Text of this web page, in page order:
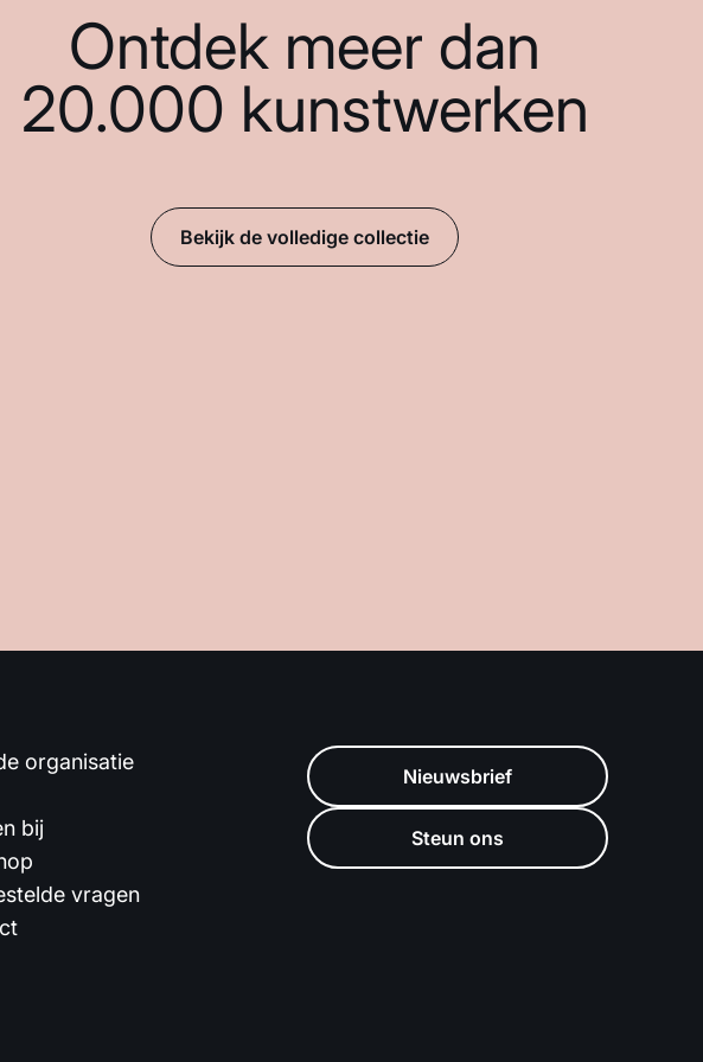
Ontdek meer dan
20.000 kunstwerken
Bekijk de volledige collectie
organisatie
bij
vragen
Nieuwsbrief
Steun ons